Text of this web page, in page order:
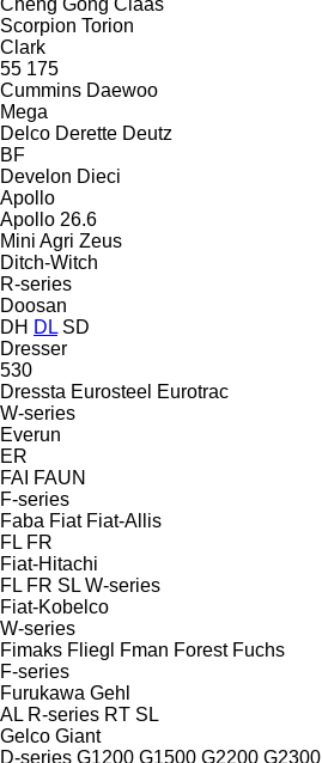
Scorpion Torion
Clark
55 175
Cummins Daewoo
Mega
Delco Derette Deutz
BF
Develon Dieci
Apollo
Apollo 26.6
Mini Agri Zeus
Ditch-Witch
R-series
Doosan
DH DL SD
Dresser
530
Dressta Eurosteel Eurotrac
W-series
Everun
ER
FAI FAUN
F-series
Faba Fiat Fiat-Allis
FL FR
Fiat-Hitachi
FL FR SL W-series
Fiat-Kobelco
W-series
Fimaks Fliegl Fman Forest Fuchs
F-series
Furukawa Gehl
AL R-series RT SL
Gelco Giant
D-series G1200 G1500 G2200 G2300